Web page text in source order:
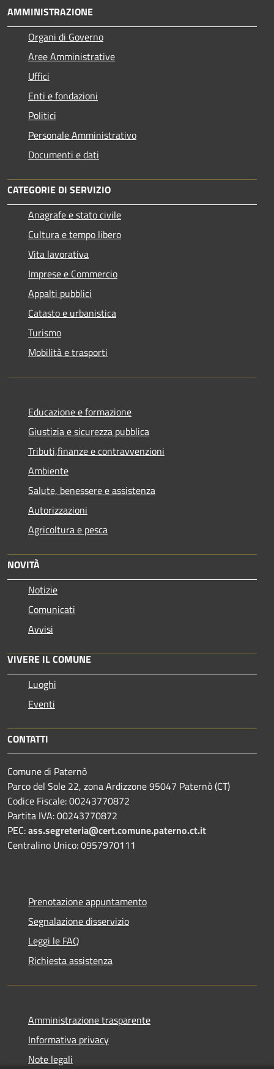
AMMINISTRAZIONE
Organi di Governo
Aree Amministrative
Uffici
Enti e fondazioni
Politici
Personale Amministrativo
Documenti e dati
CATEGORIE DI SERVIZIO
Anagrafe e stato civile
Cultura e tempo libero
Vita lavorativa
Imprese e Commercio
Appalti pubblici
Catasto e urbanistica
Turismo
Mobilità e trasporti
Educazione e formazione
Giustizia e sicurezza pubblica
Tributi,finanze e contravvenzioni
Ambiente
Salute, benessere e assistenza
Autorizzazioni
Agricoltura e pesca
NOVITÀ
Notizie
Comunicati
Avvisi
VIVERE IL COMUNE
Luoghi
Eventi
CONTATTI
Comune di Paternò
Parco del Sole 22, zona Ardizzone 95047 Paternò (CT)
Codice Fiscale: 00243770872
Partita IVA: 00243770872
PEC:ass.segreteria@cert.comune.paterno.ct.it
Centralino Unico: 0957970111
Prenotazione appuntamento
Segnalazione disservizio
Leggi le FAQ
Richiesta assistenza
Amministrazione trasparente
Informativa privacy
Note legali